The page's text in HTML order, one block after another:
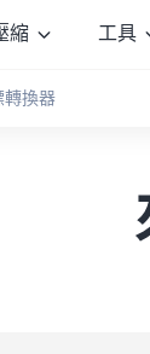
縮 工具
轉換器